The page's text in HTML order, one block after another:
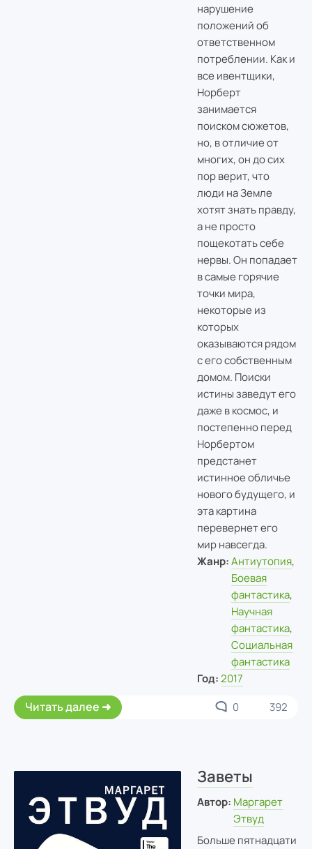
нарушение
положений об
ответственном
потреблении. Как и
все ивентщики,
Норберт
занимается
поиском сюжетов,
но, в отличие от
многих, он до сих
пор верит, что
люди на Земле
хотят знать правду,
а не просто
пощекотать себе
нервы. Он попадает
в самые горячие
точки мира,
некоторые из
которых
оказываются рядом
с его собственным
домом. Поиски
истины заведут его
даже в космос, и
постепенно перед
Норбертом
предстанет
истинное обличье
нового будущего, и
эта картина
перевернет его
мир навсегда.
Жанр: Антиутопия,
Боевая
фантастика,
Научная
фантастика,
Социальная
фантастика
Год: 2017
Читать далее 0 392
Заветы
Автор: Маргарет
Этвуд
Больше пятнадцати